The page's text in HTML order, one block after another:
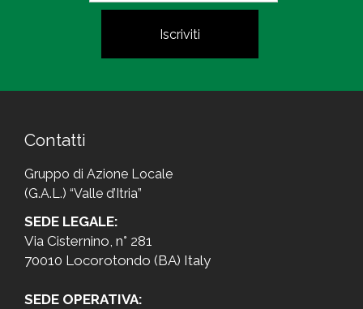
Contatti
Gruppo di Azione Locale
(G.A.L.) “Valle d’Itria”
SEDE LEGALE:
Via Cisternino, n° 281
70010 Locorotondo (BA) Italy
SEDE OPERATIVA: